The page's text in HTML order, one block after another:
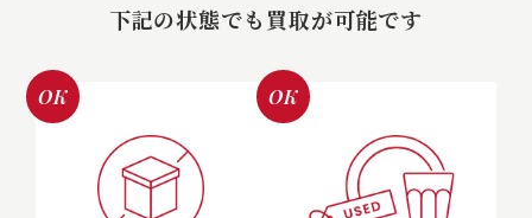
下記の状態でも買取が可能です
OK OK